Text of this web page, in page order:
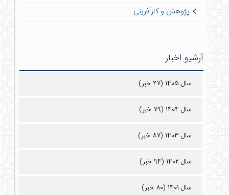
پژوهش و کارآفرینی
آرشیو اخبار
سال 1405 (27 خبر)
سال 1404 (79 خبر)
سال 1403 (87 خبر)
سال 1402 (94 خبر)
سال 1401 (80 خبر)